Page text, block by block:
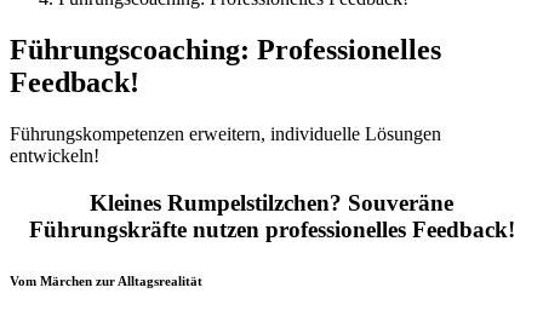
Führungscoaching: Professionelles
Feedback!
Führungskompetenzen erweitern, individuelle Lösungen
entwickeln!
Kleines Rumpelstilzchen? Souveräne
Führungskräfte nutzen professionelles Feedback!
Vom Märchen zur Alltagsrealität